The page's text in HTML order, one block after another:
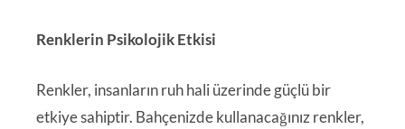
Renklerin Psikolojik Etkisi
Renkler, insanların ruh hali üzerinde güçlü bir
etkiye sahiptir. Bahçenizde kullanacağınız renkler,